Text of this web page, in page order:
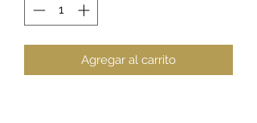
Agregar al carrito